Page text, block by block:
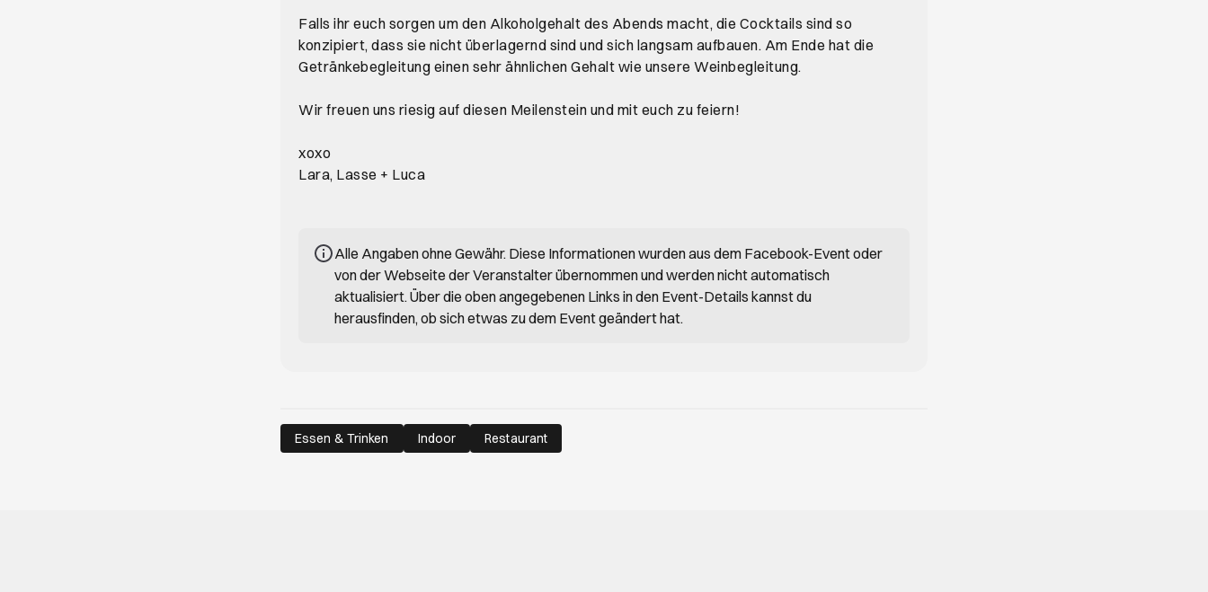
Falls ihr euch sorgen um den Alkoholgehalt des Abends macht, die Cocktails sind so
konzipiert, dass sie nicht überlagernd sind und sich langsam aufbauen. Am Ende hat die
Getränkebegleitung einen sehr ähnlichen Gehalt wie unsere Weinbegleitung.
Wir freuen uns riesig auf diesen Meilenstein und mit euch zu feiern!
xoxo
Lara, Lasse + Luca
Alle Angaben ohne Gewähr. Diese Informationen wurden aus dem Facebook-Event oder
von der Webseite der Veranstalter übernommen und werden nicht automatisch
aktualisiert. Über die oben angegebenen Links in den Event-Details kannst du
herausfinden, ob sich etwas zu dem Event geändert hat.
Essen & Trinken Indoor Restaurant